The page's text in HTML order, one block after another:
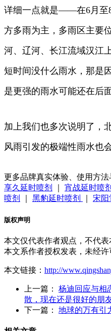
详细一点就是——在6月至
方多雨为主，多雨区主要
河、辽河、长江流域汉江
短时间没什么雨水，那是
是更强的雨水可能还在后面
加上我们也多次说明了，
风雨引发的极端性雨水也
更多品牌真实体验、使用方法
享久延时喷剂
宵战延时喷剂
喷剂
黑豹延时喷剂 宋阳
版权声明
本文仅代表作者观点，不代表
本文系作者授权发表，未经许
本文链接： http://
上一篇： 杨迪回应与相
散，现在还是很好的朋
下一篇： 地球的万有引